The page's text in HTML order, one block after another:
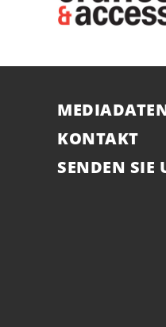
KONTAKT
SENDEN SIE